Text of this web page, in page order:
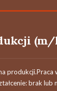
produkcji.Praca
brak lub